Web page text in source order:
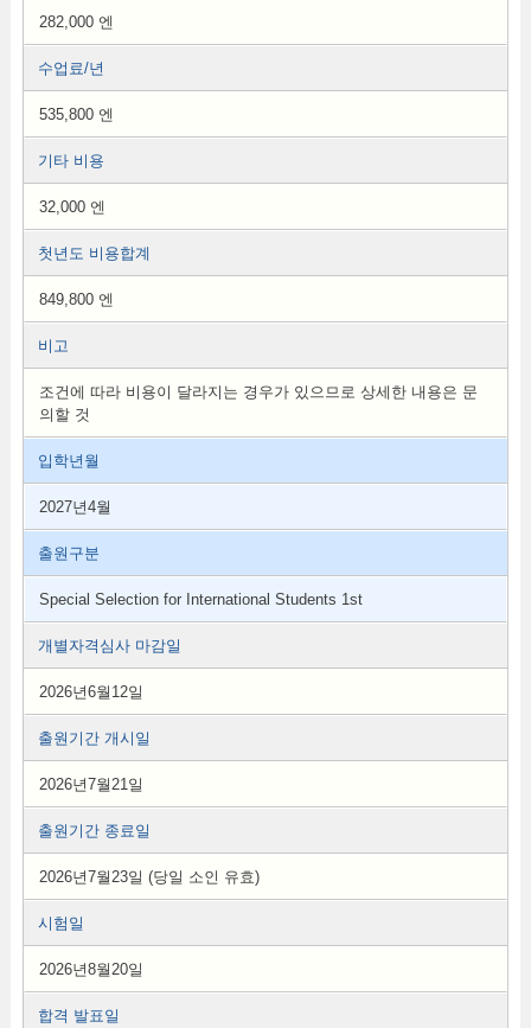
282,000 엔
수업료/년
535,800 엔
기타 비용
32,000 엔
첫년도 비용합계
849,800 엔
비고
조건에 따라 비용이 달라지는 경우가 있으므로 상세한 내용은 문
의할 것
입학년월
2027년4월
출원구분
Special Selection for International Students 1st
개별자격심사 마감일
2026년6월12일
출원기간 개시일
2026년7월21일
출원기간 종료일
2026년7월23일 (당일 소인 유효)
시험일
2026년8월20일
합격 발표일